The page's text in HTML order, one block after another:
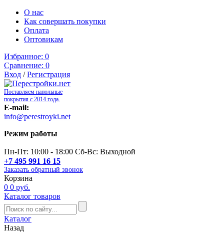
О нас
Как совершать покупки
Оплата
Оптовикам
Избранное: 0
Сравнение: 0
Вход /Регистрация
Поставляем напольные
покрытия с 2014 года.
E-mail:
info@perestroyki.net
Режим работы
Пн-Пт: 10:00 - 18:00 Сб-Вс: Выходной
+7 495 991 16 15
Заказать обратный звонок
Корзина
0 0 руб.
Каталог товаров
Каталог
Назад